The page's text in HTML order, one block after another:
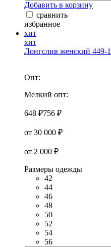
Добавить в корзину
сравнить
избранное
хит
хит
Лонгслив женский 449-1
Опт:
Мелкий опт:
648 ₽756 ₽
от 30 000 ₽
от 2 000 ₽
Размеры одежды
42
44
46
48
50
52
54
56